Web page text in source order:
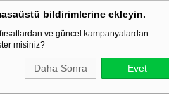
bildirimlerine ekleyin.
ve güncel kampanyalardan
misiniz?
Daha Sonra Evet